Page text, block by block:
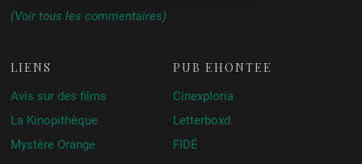
(Voir tous les commentaires)
LIENS
Avis sur des films
La Kinopithèque
Mystère Orange
PUB ÉHONTÉE
Cinexploria
Letterboxd
FIDÉ